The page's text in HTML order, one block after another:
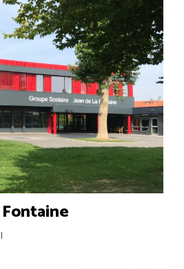
Fontaine